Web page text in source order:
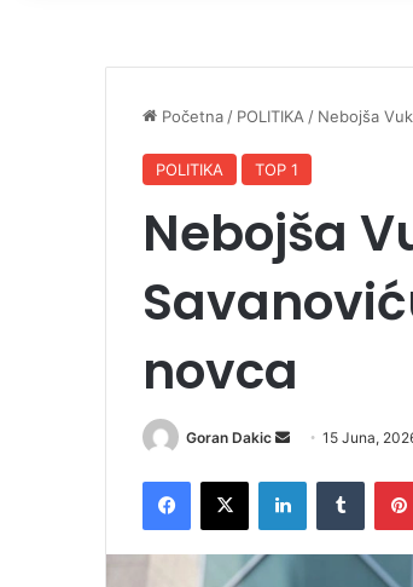
Početna/ POLITIKA/ Nebojša
POLITIKA TOP 1
Nebojša
novca
Goran Dakic
a
15 Juna,